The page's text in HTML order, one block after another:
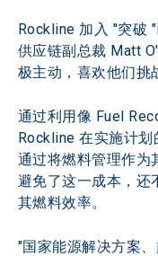
Rockline 加入 "突破
供应链副总裁 Matt
极主动，喜欢他们挑
通过利用像 Fuel
Rockline 在实施计划
通过将燃料管理作为
避免了这一成本，还
其燃料效率。
"国家能源解决方案、